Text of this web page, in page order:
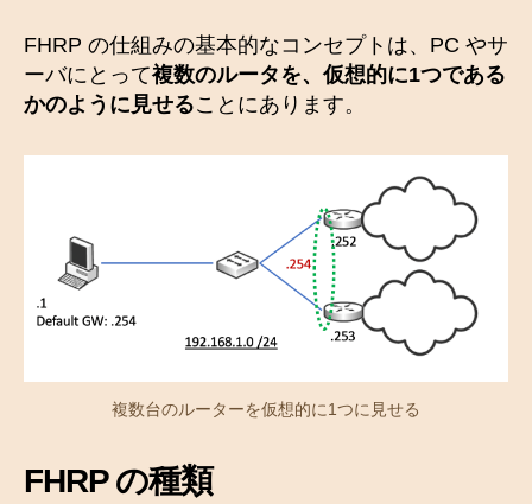
FHRP の仕組みの基本的なコンセプトは、PC やサ
ーバにとって複数のルータを、仮想的に1つである
かのように見せることにあります。
複数台のルーターを仮想的に1つに見せる
FHRP の種類